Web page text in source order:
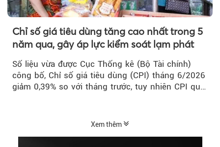
Chỉ số giá tiêu dùng tăng cao nhất trong 5
năm qua, gây áp lực kiểm soát lạm phát
Số liệu vừa được Cục Thống kê (Bộ Tài chính)
công bố, Chỉ số giá tiêu dùng (CPI) tháng 6/2026
giảm 0,39% so với tháng trước, tuy nhiên CPI quý
Xem thêm